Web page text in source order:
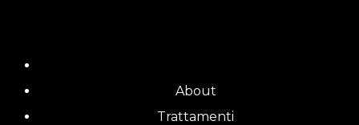
content
About
Trattamenti